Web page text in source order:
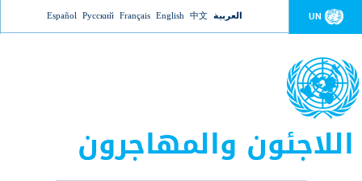
Jump to navigation UN العربية 中文
English
Français
Русский
Español
اللاجئون والمهاجرون